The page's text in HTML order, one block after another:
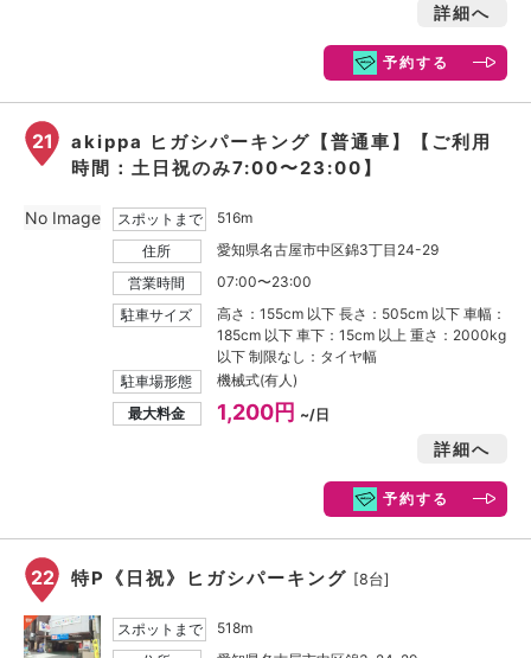
詳細へ
予約する
21
akippa ヒガシパーキング【普通車】【ご利用
時間：土日祝のみ7:00〜23:00】
スポットまで
516m
住所
愛知県名古屋市中区錦3丁目24-29
営業時間
07:00〜23:00
駐車サイズ
高さ：155cm 以下 長さ：505cm 以下 車幅：
185cm 以下 車下：15cm 以上 重さ：2000kg
以下 制限なし：タイヤ幅
駐車場形態
機械式(有人)
最大料金
1,200円 ~/日
詳細へ
予約する
No Image
22 特P《日祝》ヒガシパーキング [8台]
スポットまで
518m